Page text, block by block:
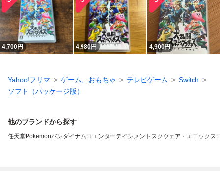
4,700円 4,980円 4,900円
Yahoo!フリマ ゲーム、おもちゃ テレビゲーム
Switch
ソフト（パッケージ版）
他のブランドから探す
任天堂Pokemonバンダイナムコエンターテインメント スクウェア・エニックス